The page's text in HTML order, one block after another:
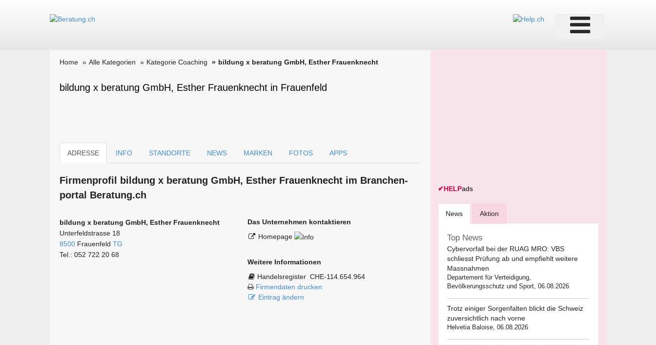
Home Alle Kategorien Kategorie Coaching bildung x beratung GmbH, Esther Frauenknecht
bildung x beratung GmbH, Esther Frauenknecht in Frauenfeld
ADRESSE INFO STANDORTE NEWS MARKEN FOTOS APPS
Firmen­profil bildung x beratung GmbH, Esther Frauenknecht im Branchen­
portal Beratung.ch
bildung x beratung GmbH, Esther Frauenknecht
Unterfeldstrasse 18
8500 Frauenfeld TG
Tel.: 052 722 20 68
Das Unternehmen kontaktieren
Homepage
Weitere Informationen
Handelsregister CHE-114.654.964
Firmendaten drucken
Eintrag ändern
✔HELPads
News Aktion
Top News
Cybervorfall bei der RUAG MRO: VBS
schliesst Prüfung ab und empfiehlt weitere
Massnahmen
Departement für Verteidigung,
Bevölkerungsschutz und Sport, 06.08.2026
Trotz einiger Sorgenfalten blickt die Schweiz
zuversichtlich nach vorne
Helvetia Baloise, 06.08.2026